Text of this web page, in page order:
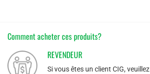
Comment acheter ces produits?
REVENDEUR
Si vous êtes un client CIG, veuillez